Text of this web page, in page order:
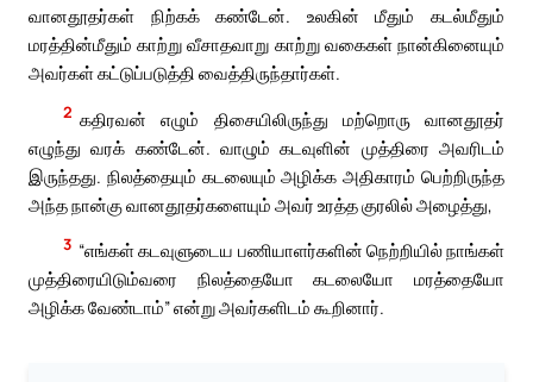
வானதூதர்கள் நிற்கக் கண்டேன். உலகின் மீதும் கடல்மீதும்
மரத்தின்மீதும் காற்று வீசாதவாறு காற்று வகைகள் நான்கினையும்
அவர்கள் கட்டுப்படுத்தி வைத்திருந்தார்கள்.
2 கதிரவன் எழும் திசையிலிருந்து மற்றொரு வானதூதர்
எழுந்து வரக் கண்டேன். வாழும் கடவுளின் முத்திரை அவரிடம்
இருந்தது. நிலத்தையும் கடலையும் அழிக்க அதிகாரம் பெற்றிருந்த
அந்த நான்கு வானதூதர்களையும் அவர் உரத்த குரலில் அழைத்து,
3 “எங்கள் கடவுளுடைய பணியாளர்களின் நெற்றியில் நாங்கள்
முத்திரையிடும்வரை நிலத்தையோ கடலையோ மரத்தையோ
அழிக்க வேண்டாம்” என்று அவர்களிடம் கூறினார்.